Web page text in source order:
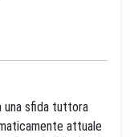
una sfida tuttora
attuale